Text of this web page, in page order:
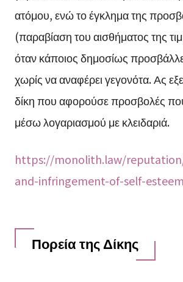
ατόμου, ενώ το έγκλημα της
(παραβίαση του αισθήματος της
όταν κάποιος δημοσίως
χωρίς να αναφέρει γεγονότα. Ας
δίκη που αφορούσε προσβολές
μέσω λογαριασμού με κλειδαριά.
https://monolith.law/
and-infringement-of-self-
Πορεία της Δίκης